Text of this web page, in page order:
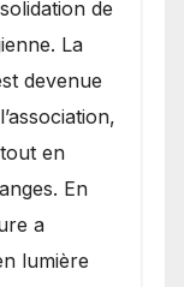
de
La
devenue
en
En
a
lumière